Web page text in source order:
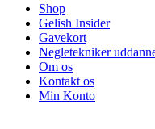
Shop
Gelish Insider
Gavekort
Negletekniker
Om os
Kontakt os
Min Konto